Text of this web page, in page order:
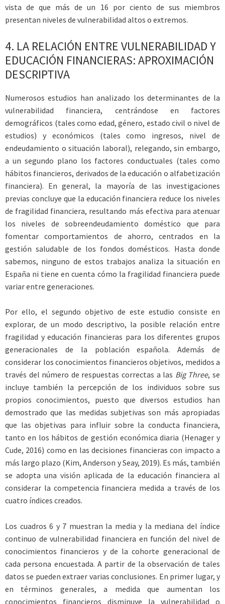
vista de que más de un 16 por ciento de sus miembros
presentan niveles de vulnerabilidad altos o extremos.
4. LA RELACIÓN ENTRE VULNERABILIDAD Y
EDUCACIÓN FINANCIERAS: APROXIMACIÓN
DESCRIPTIVA
Numerosos estudios han analizado los determinantes de la
vulnerabilidad financiera, centrándose en factores
demográficos (tales como edad, género, estado civil o nivel de
estudios) y económicos (tales como ingresos, nivel de
endeudamiento o situación laboral), relegando, sin embargo,
a un segundo plano los factores conductuales (tales como
hábitos financieros, derivados de la educación o alfabetización
financiera). En general, la mayoría de las investigaciones
previas concluye que la educación financiera reduce los niveles
de fragilidad financiera, resultando más efectiva para atenuar
los niveles de sobreendeudamiento doméstico que para
fomentar comportamientos de ahorro, centrados en la
gestión saludable de los fondos domésticos. Hasta donde
sabemos, ninguno de estos trabajos analiza la situación en
España ni tiene en cuenta cómo la fragilidad financiera puede
variar entre generaciones.
Por ello, el segundo objetivo de este estudio consiste en
explorar, de un modo descriptivo, la posible relación entre
fragilidad y educación financieras para los diferentes grupos
generacionales de la población española. Además de
considerar los conocimientos financieros objetivos, medidos a
través del número de respuestas correctas a las Big Three, se
incluye también la percepción de los individuos sobre sus
propios conocimientos, puesto que diversos estudios han
demostrado que las medidas subjetivas son más apropiadas
que las objetivas para influir sobre la conducta financiera,
tanto en los hábitos de gestión económica diaria (Henager y
Cude, 2016) como en las decisiones financieras con impacto a
más largo plazo (Kim, Anderson y Seay, 2019). Es más, también
se adopta una visión aplicada de la educación financiera al
considerar la competencia financiera medida a través de los
cuatro índices creados.
Los cuadros 6 y 7 muestran la media y la mediana del índice
continuo de vulnerabilidad financiera en función del nivel de
conocimientos financieros y de la cohorte generacional de
cada persona encuestada. A partir de la observación de tales
datos se pueden extraer varias conclusiones. En primer lugar, y
en términos generales, a medida que aumentan los
conocimientos financieros disminuye la vulnerabilidad o